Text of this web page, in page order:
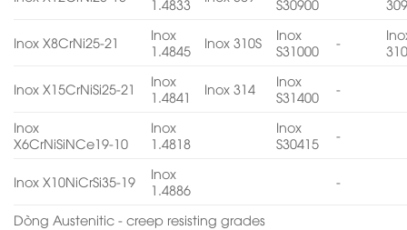
1.4833
S30900
Inox X8CrNi25-21
Inox
1.4845
Inox 310S
Inox
S31000
-
Inox X15CrNiSi25-21
Inox
1.4841
Inox 314
Inox
S31400
-
Inox
X6CrNiSiNCe19-10
Inox
1.4818
Inox
S30415
-
Inox X10NiCrSi35-19
Inox
1.4886
-
Dòng Austenitic - creep resisting grades